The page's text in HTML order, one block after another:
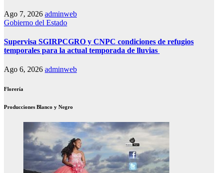
Ago 7, 2026 adminweb
Gobierno del Estado
Supervisa SGIRPCGRO y CNPC condiciones de refugios
temporales para la actual temporada de lluvias
Ago 6, 2026 adminweb
Florería
Producciones Blanco y Negro